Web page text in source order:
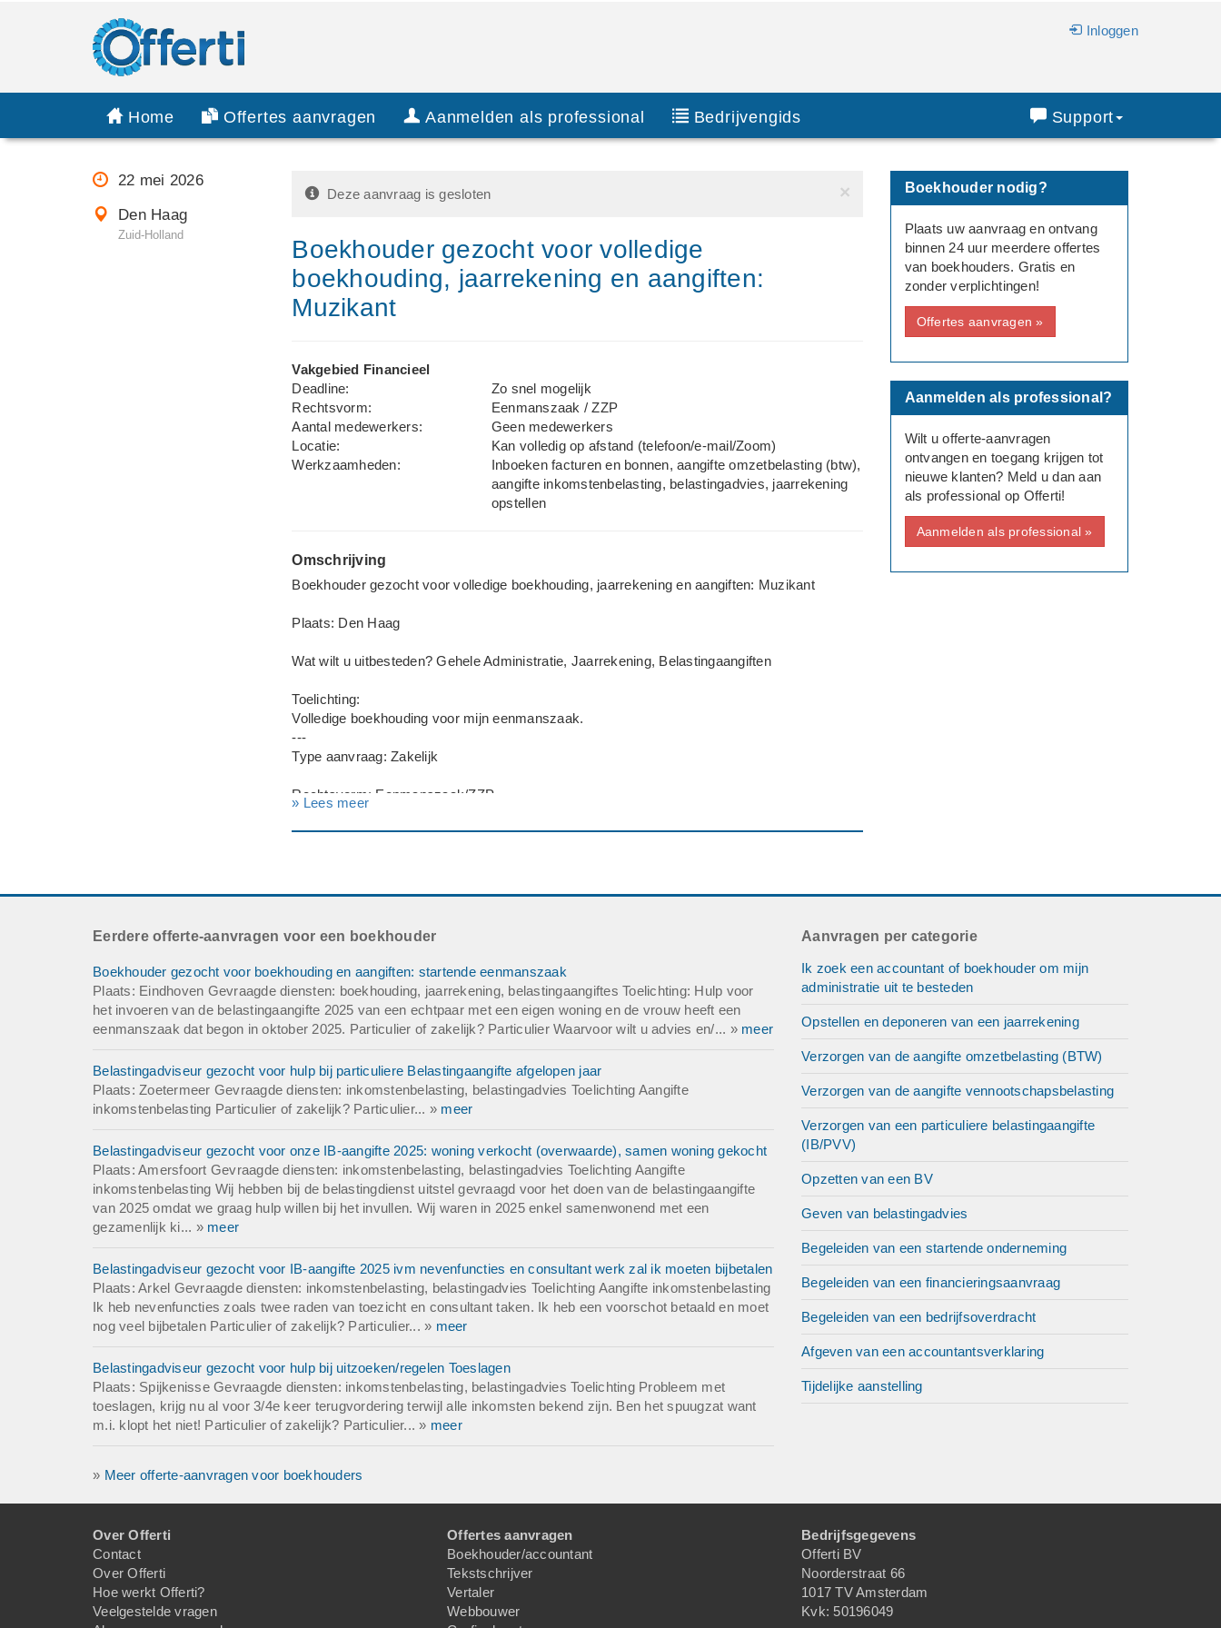
Inloggen
Home Offertes aanvragen Aanmelden als professional Bedrijvengids Support
22 mei 2026
Den Haag
Zuid-Holland
×
Deze aanvraag is gesloten
Boekhouder gezocht voor volledige
boekhouding, jaarrekening en aangiften:
Muzikant
Vakgebied Financieel
Deadline:
Zo snel mogelijk
Rechtsvorm:
Eenmanszaak / ZZP
Aantal medewerkers:
Geen medewerkers
Locatie:
Kan volledig op afstand (telefoon/e-mail/Zoom)
Werkzaamheden:
Inboeken facturen en bonnen, aangifte omzetbelasting (btw),
aangifte inkomstenbelasting, belastingadvies, jaarrekening
opstellen
Omschrijving
Boekhouder gezocht voor volledige boekhouding, jaarrekening en aangiften: Muzikant
Plaats: Den Haag
Wat wilt u uitbesteden? Gehele Administratie, Jaarrekening, Belastingaangiften
Toelichting:
Volledige boekhouding voor mijn eenmanszaak.
---
Type aanvraag: Zakelijk
Rechtsvorm: Eenmanszaak/ZZP
Aantal medewerkers: Geen
» Lees meer
Boekhouder nodig?
Plaats uw aanvraag en ontvang
binnen 24 uur meerdere offertes
van boekhouders. Gratis en
zonder verplichtingen!
Offertes aanvragen »
Aanmelden als professional?
Wilt u offerte-aanvragen
ontvangen en toegang krijgen tot
nieuwe klanten? Meld u dan aan
als professional op Offerti!
Aanmelden als professional »
Eerdere offerte-aanvragen voor een boekhouder
Boekhouder gezocht voor boekhouding en aangiften: startende eenmanszaak
Plaats: Eindhoven Gevraagde diensten: boekhouding, jaarrekening, belastingaangiftes Toelichting: Hulp voor
het invoeren van de belastingaangifte 2025 van een echtpaar met een eigen woning en de vrouw heeft een
eenmanszaak dat begon in oktober 2025. Particulier of zakelijk? Particulier Waarvoor wilt u advies en/... » meer
Belastingadviseur gezocht voor hulp bij particuliere Belastingaangifte afgelopen jaar
Plaats: Zoetermeer Gevraagde diensten: inkomstenbelasting, belastingadvies Toelichting Aangifte
inkomstenbelasting Particulier of zakelijk? Particulier... » meer
Belastingadviseur gezocht voor onze IB-aangifte 2025: woning verkocht (overwaarde), samen woning gekocht
Plaats: Amersfoort Gevraagde diensten: inkomstenbelasting, belastingadvies Toelichting Aangifte
inkomstenbelasting Wij hebben bij de belastingdienst uitstel gevraagd voor het doen van de belastingaangifte
van 2025 omdat we graag hulp willen bij het invullen. Wij waren in 2025 enkel samenwonend met een
gezamenlijk ki... » meer
Belastingadviseur gezocht voor IB-aangifte 2025 ivm nevenfuncties en consultant werk zal ik moeten bijbetalen
Plaats: Arkel Gevraagde diensten: inkomstenbelasting, belastingadvies Toelichting Aangifte inkomstenbelasting
Ik heb nevenfuncties zoals twee raden van toezicht en consultant taken. Ik heb een voorschot betaald en moet
nog veel bijbetalen Particulier of zakelijk? Particulier... » meer
Belastingadviseur gezocht voor hulp bij uitzoeken/regelen Toeslagen
Plaats: Spijkenisse Gevraagde diensten: inkomstenbelasting, belastingadvies Toelichting Probleem met
toeslagen, krijg nu al voor 3/4e keer terugvordering terwijl alle inkomsten bekend zijn. Ben het spuugzat want
m.i. klopt het niet! Particulier of zakelijk? Particulier... » meer
» Meer offerte-aanvragen voor boekhouders
Aanvragen per categorie
Ik zoek een accountant of boekhouder om mijn
administratie uit te besteden
Opstellen en deponeren van een jaarrekening
Verzorgen van de aangifte omzetbelasting (BTW)
Verzorgen van de aangifte vennootschapsbelasting
Verzorgen van een particuliere belastingaangifte
(IB/PVV)
Opzetten van een BV
Geven van belastingadvies
Begeleiden van een startende onderneming
Begeleiden van een financieringsaanvraag
Begeleiden van een bedrijfsoverdracht
Afgeven van een accountantsverklaring
Tijdelijke aanstelling
Over Offerti
Contact
Over Offerti
Hoe werkt Offerti?
Veelgestelde vragen
Offertes aanvragen
Boekhouder/accountant
Tekstschrijver
Vertaler
Webbouwer
Bedrijfsgegevens
Offerti BV
Noorderstraat 66
1017 TV Amsterdam
Kvk: 50196049